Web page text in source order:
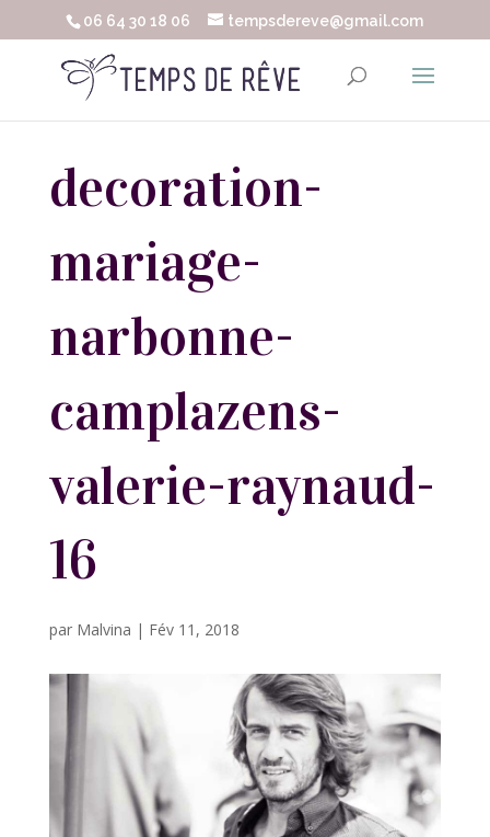
06 64 30 18 06 tempsdereve@gmail.com
decoration-
mariage-
narbonne-
camplazens-
valerie-raynaud-
16
par Malvina | Fév 11, 2018